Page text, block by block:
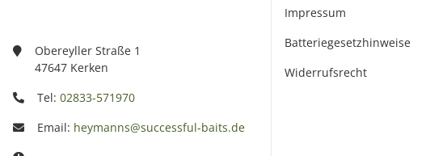
Obereyller Straße 1
47647 Kerken
Tel: 02833-571970
Email: heymanns@successful-baits.de
Impressum
Batteriegesetzhinweise
Widerrufsrecht